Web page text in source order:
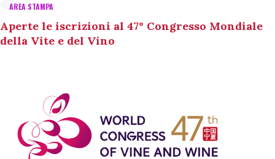
AREA STAMPA
Aperte le iscrizioni al 47° Congresso Mondiale
della Vite e del Vino